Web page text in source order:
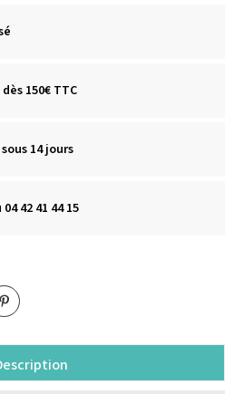
150€ TTC
14 jours
42 41 44 15